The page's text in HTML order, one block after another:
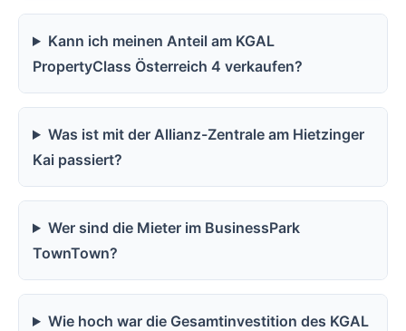
Kann ich meinen Anteil am KGAL
PropertyClass Österreich 4 verkaufen?
Was ist mit der Allianz-Zentrale am Hietzinger
Kai passiert?
Wer sind die Mieter im BusinessPark
TownTown?
Wie hoch war die Gesamtinvestition des KGAL